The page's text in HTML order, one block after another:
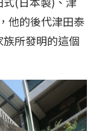
他的後代津田泰
所發明的這個